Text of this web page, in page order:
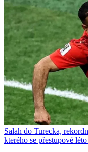
Salah do Turecka,
kterého se přestupové